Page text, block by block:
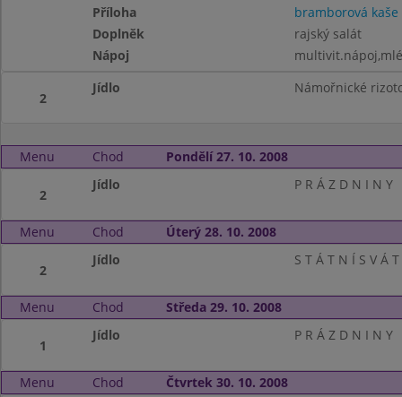
Příloha
bramborová kaše
Doplněk
rajský salát
Nápoj
2
Jídlo Námořnické
Menu Chod Pondělí 27. 10. 2008
2
Jídlo P R Á Z D N I N Y
Menu Chod Úterý 28. 10. 2008
2
Jídlo S T Á T N Í S V Á T
Menu Chod Středa 29. 10. 2008
1
Jídlo P R Á Z D N I N Y
Menu Chod Čtvrtek 30. 10. 2008